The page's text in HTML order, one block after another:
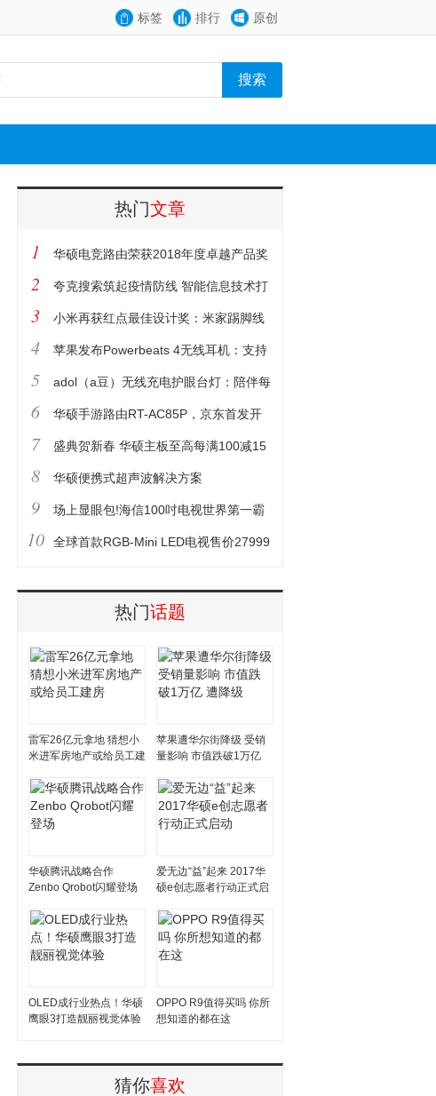
标签 排行 原创
热门文章
1 华硕电竞路由荣获2018年度卓越产品奖
2 夸克搜索筑起疫情防线 智能信息技术打
造新基础设施
3 小米再获红点最佳设计奖：米家踢脚线
电暖器
4 苹果发布Powerbeats 4无线耳机：支持
嘿 Siri、续航15小时
5 adol（a豆）无线充电护眼台灯：陪伴每
个深夜
6 华硕手游路由RT-AC85P，京东首发开
售
7 盛典贺新春 华硕主板至高每满100减15
元
8 华硕便携式超声波解决方案
9 场上显眼包!海信100吋电视世界第一霸
屏世俱杯
10 全球首款RGB-Mini LED电视售价27999
热门话题
雷军26亿元拿地 猜想小
米进军房地产或给员工建
苹果遭华尔街降级 受销
量影响 市值跌破1万亿
华硕腾讯战略合作
Zenbo Qrobot闪耀登场
爱无边“益”起来 2017华
硕e创志愿者行动正式启
OLED成行业热点！华硕
鹰眼3打造靓丽视觉体验
OPPO R9值得买吗 你所
想知道的都在这
猜你喜欢